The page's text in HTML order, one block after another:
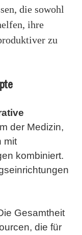
die sowohl
ihre
zu
der Medizin,
mit
kombiniert.
Gesamtheit
die für